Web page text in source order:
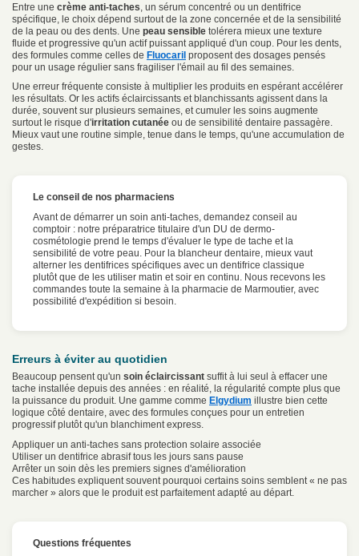
Entre une crème anti-taches , un sérum concentré ou un dentifrice
spécifique, le choix dépend surtout de la zone concernée et de la sensibilité
de la peau ou des dents. Une peau sensible tolérera mieux une texture
fluide et progressive qu'un actif puissant appliqué d'un coup. Pour les dents,
des formules comme celles de Fluocaril proposent des dosages pensés
pour un usage régulier sans fragiliser l'émail au fil des semaines.
Une erreur fréquente consiste à multiplier les produits en espérant accélérer
les résultats. Or les actifs éclaircissants et blanchissants agissent dans la
durée, souvent sur plusieurs semaines, et cumuler les soins augmente
surtout le risque d'irritation cutanée ou de sensibilité dentaire passagère.
Mieux vaut une routine simple, tenue dans le temps, qu'une accumulation de
gestes.
Le conseil de nos pharmaciens
Avant de démarrer un soin anti-taches, demandez conseil au
comptoir : notre préparatrice titulaire d'un DU de dermo-
cosmétologie prend le temps d'évaluer le type de tache et la
sensibilité de votre peau. Pour la blancheur dentaire, mieux vaut
alterner les dentifrices spécifiques avec un dentifrice classique
plutôt que de les utiliser matin et soir en continu. Nous recevons les
commandes toute la semaine à la pharmacie de Marmoutier, avec
possibilité d'expédition si besoin.
Erreurs à éviter au quotidien
Beaucoup pensent qu'un soin éclaircissant suffit à lui seul à effacer une
tache installée depuis des années : en réalité, la régularité compte plus que
la puissance du produit. Une gamme comme Elgydium illustre bien cette
logique côté dentaire, avec des formules conçues pour un entretien
progressif plutôt qu'un blanchiment express.
Appliquer un anti-taches sans protection solaire associée
Utiliser un dentifrice abrasif tous les jours sans pause
Arrêter un soin dès les premiers signes d'amélioration
Ces habitudes expliquent souvent pourquoi certains soins semblent « ne pas
marcher » alors que le produit est parfaitement adapté au départ.
Questions fréquentes